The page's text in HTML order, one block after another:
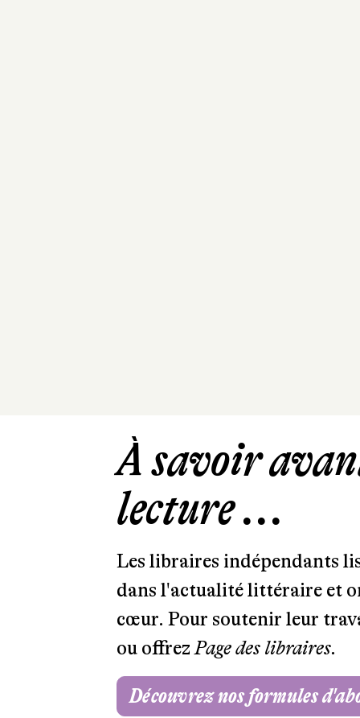
À savoir
lecture ...
Les libraires indépendants
dans l'actualité littéraire et
cœur. Pour soutenir leur
ou offrezPage des libraires.
Découvrez nos formules